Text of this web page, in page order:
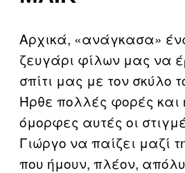
Αρχικά, «ανάγκασα»
ζευγάρι φίλων μας να
σπίτι μας με τον σκύλο
Ήρθε πολλές φορές και
όμορφες αυτές οι
Γιώργο να παίζει μαζί
που ήμουν, πλέον,